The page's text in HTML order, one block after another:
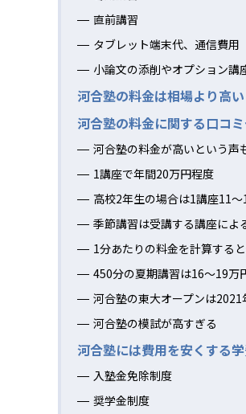
直前講習
タブレット端末代、通信費用
小論文の添削やオプション講
河合塾の料金は相場より高
河合塾の料金に関する口コ
河合塾の料金が高いという声
1講座で年間20万円程度
高校2年生の場合は1講座11
季節講習は受講する講座によ
1分あたりの料金を計算する
450分の夏期講習は16〜19万
河合塾の東大オープンは
河合塾の模試が高すぎる
河合塾には費用を安くする
入塾金免除制度
奨学金制度